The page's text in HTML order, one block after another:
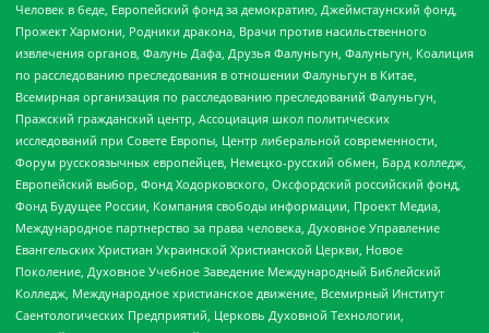
Человек в беде, Европейский фонд за демократию, Джеймстаунский фонд,
Прожект Хармони, Родники дракона, Врачи против насильственного
извлечения органов, Фалунь Дафа, Друзья Фалуньгун, Фалуньгун, Коалиция
по расследованию преследования в отношении Фалуньгун в Китае,
Всемирная организация по расследованию преследований Фалуньгун,
Пражский гражданский центр, Ассоциация школ политических
исследований при Совете Европы, Центр либеральной современности,
Форум русскоязычных европейцев, Немецко-русский обмен, Бард колледж,
Европейский выбор, Фонд Ходорковского, Оксфордский российский фонд,
Фонд Будущее России, Компания свободы информации, Проект Медиа,
Международное партнерство за права человека, Духовное Управление
Евангельских Христиан Украинской Христианской Церкви, Новое
Поколение, Духовное Учебное Заведение Международный Библейский
Колледж, Международное христианское движение, Всемирный Институт
Саентологических Предприятий, Церковь Духовной Технологии,